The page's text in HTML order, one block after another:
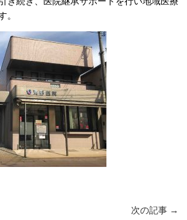
。
次の記事 →